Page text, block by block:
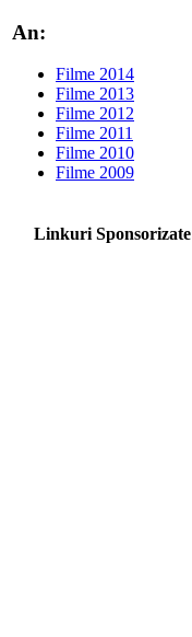
An:
Filme 2014
Filme 2013
Filme 2012
Filme 2011
Filme 2010
Filme 2009
Linkuri